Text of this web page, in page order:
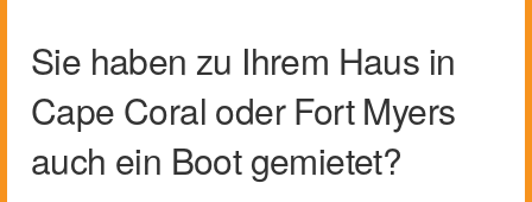
Sie haben zu Ihrem Haus in
Cape Coral oder Fort Myers
auch ein Boot gemietet?